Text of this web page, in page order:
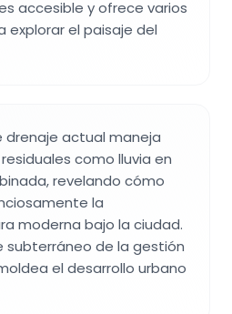
accesible y ofrece varios
explorar el paisaje del
drenaje actual maneja
como lluvia en
revelando cómo
la
moderna bajo la ciudad.
subterráneo de la gestión
el desarrollo urbano